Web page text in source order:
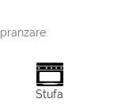
Stufa